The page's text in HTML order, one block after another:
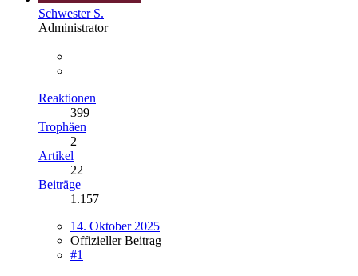
Schwester S.
Administrator
Reaktionen
399
Trophäen
2
Artikel
22
Beiträge
1.157
14. Oktober 2025
Offizieller Beitrag
#1